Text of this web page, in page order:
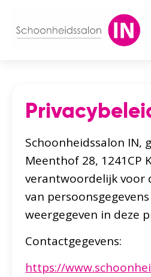
Schoonheidssalon IN,
Meenthof 28, 1241CP
verantwoordelijk voor
van
weergegeven in deze
Contactgegevens:
https://